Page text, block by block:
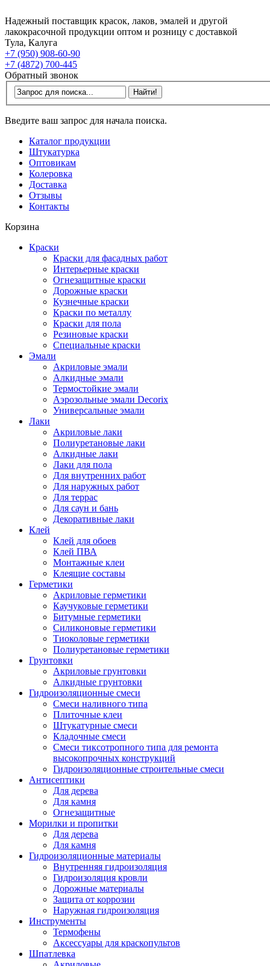
Надежный поставщик красок, лаков, эмалей и другой
лакокрасочной продукции оптом и розницу с доставкой
Тула, Калуга
+7 (950) 908-60-90
+7 (4872) 700-445
Обратный звонок
Введите ваш запрос для начала поиска.
Каталог продукции
Штукатурка
Оптовикам
Колеровка
Доставка
Отзывы
Контакты
Корзина
Краски
Краски для фасадных работ
Интерьерные краски
Огнезащитные краски
Дорожные краски
Кузнечные краски
Краски по металлу
Краски для пола
Резиновые краски
Специальные краски
Эмали
Акриловые эмали
Алкидные эмали
Термостойкие эмали
Аэрозольные эмали Decorix
Универсальные эмали
Лаки
Акриловые лаки
Полиуретановые лаки
Алкидные лаки
Лаки для пола
Для внутренних работ
Для наружных работ
Для террас
Для саун и бань
Декоративные лаки
Клей
Клей для обоев
Клей ПВА
Монтажные клеи
Клеящие составы
Герметики
Акриловые герметики
Каучуковые герметики
Битумные герметики
Силиконовые герметики
Тиоколовые герметики
Полиуретановые герметики
Грунтовки
Акриловые грунтовки
Алкидные грунтовки
Гидроизоляционные смеси
Смеси наливного типа
Плиточные клеи
Штукатурные смеси
Кладочные смеси
Смеси тиксотропного типа для ремонта
высокопрочных конструкций
Гидроизоляционные строительные смеси
Антисептики
Для дерева
Для камня
Огнезащитные
Морилки и пропитки
Для дерева
Для камня
Гидроизоляционные материалы
Внутренняя гидроизоляция
Гидроизоляция кровли
Дорожные материалы
Защита от коррозии
Наружная гидроизоляция
Инструменты
Термофены
Аксессуары для краскопультов
Шпатлевка